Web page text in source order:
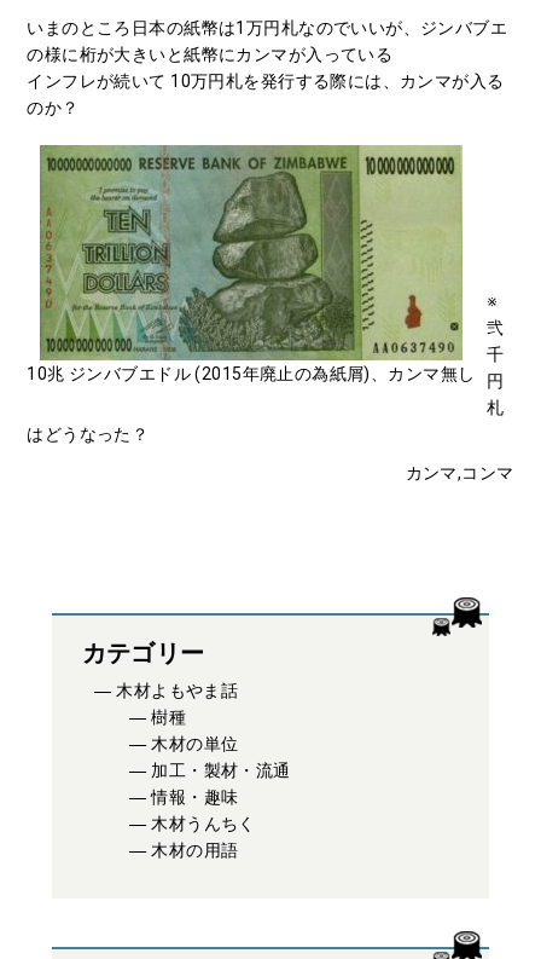
いまのところ日本の紙幣は1万円札なのでいいが、ジンバブエ
の様に桁が大きいと紙幣にカンマが入っている
インフレが続いて 10万円札を発行する際には、カンマが入る
のか？
10兆 ジンバブエドル (2015年廃止の為紙屑)、カンマ無し
※
弐
千
円
札
はどうなった？
カンマ,コンマ
カテゴリー
木材よもやま話
樹種
木材の単位
加工・製材・流通
情報・趣味
木材うんちく
木材の用語